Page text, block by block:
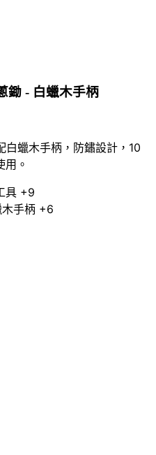
鋤 - 白蠟木手柄
蠟木手柄，防鏽設計，10
。
具 +9
木手柄 +6